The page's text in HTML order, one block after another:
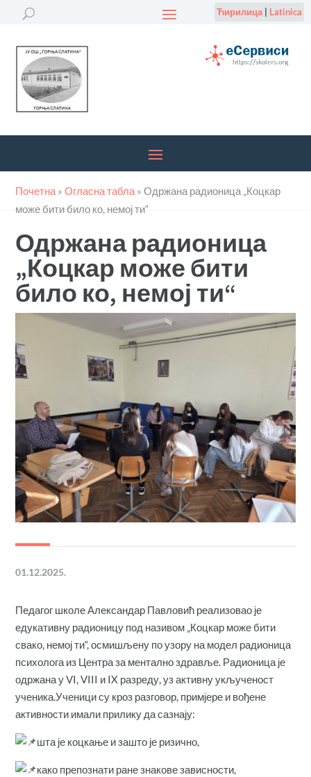
Ћирилица| Latinica
Почетна »Огласна табла »Одржана радионица „Коцкар
може бити било ко, немој ти“
Одржана радионица
„Коцкар може бити
било ко, немој ти“
01.12.2025.
Педагог школе Александар Павловић реализовао је
едукативну радионицу под називом „Коцкар може бити
свако, немој ти“, осмишљену по узору на модел радионица
психолога из Центра за ментално здравље. Радионица је
одржана у VI, VIII и IX разреду, уз активну укљученост
ученика.Ученици су кроз разговор, примјере и вођене
активности имали прилику да сазнају:
шта је коцкање и зашто је ризично,
како препознати ране знакове зависности,